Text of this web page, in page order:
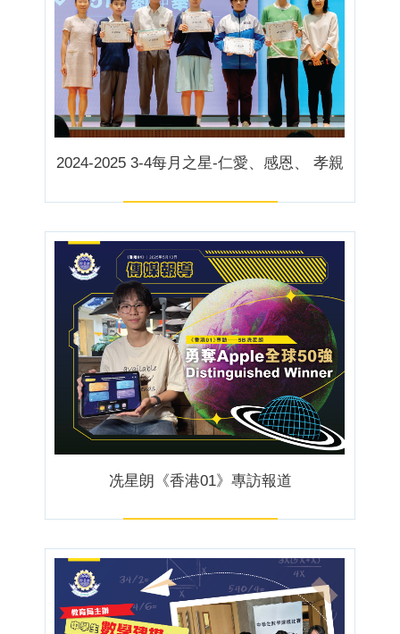
2024-2025 3-4每月之星-仁愛、感恩、 孝親
冼星朗《香港01》專訪報道